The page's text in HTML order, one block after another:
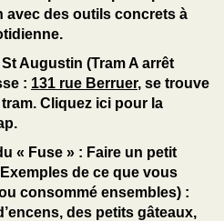
avec des outils concrets à
Augustin (Tram A arrêt
: 131 rue Berruer, se trouve
Cliquez ici pour la
« Fuse » : Faire un petit
de ce que vous
consommé ensembles) :
des petits gâteaux,